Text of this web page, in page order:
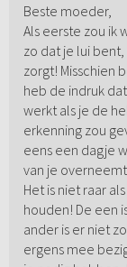
Beste moeder,
Als eerste zou ik
zo dat je lui
zorgt! Misschien
heb de indruk
werkt als je de
erkenning zou
eens een dagje
van je
Het is niet raar
houden! De een
ander is er niet
ergens mee